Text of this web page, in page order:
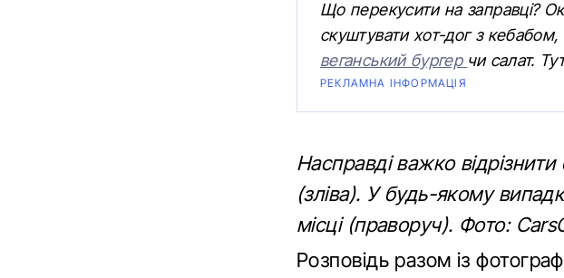
Що перекусити на заправці?
скуштувати хот-дог з кебабом,
веганський бургер чи салат.
РЕКЛАМНА ІНФОРМАЦІЯ
Насправді важко
(зліва). У будь-якому
місці (праворуч). Фото:
Розповідь разом із